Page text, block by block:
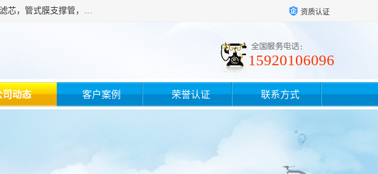
广州滤源过滤器材有限公司主营经营产品有：PTFE烧结滤芯、PE滤芯，烧结滤芯，PE烧结滤芯，PA烧结滤芯，管式膜支撑管，真空上料机滤芯，粉末烧结滤芯，止溢滤芯，吸头滤芯，湿化瓶滤芯、不锈钢烧结滤芯等。公司现拥有一批精干的管理人员和一支高素质的技术队伍，舒适优雅的办公环境和拥有全新现代化标准厂房。 资质认证
15920106096
司动态 客户案例 荣誉认证 联系方式